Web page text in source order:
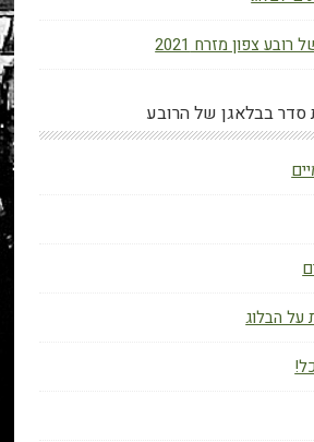
צפון מזרח 2021
סדר בבלאגן של הרובע
הבלוג